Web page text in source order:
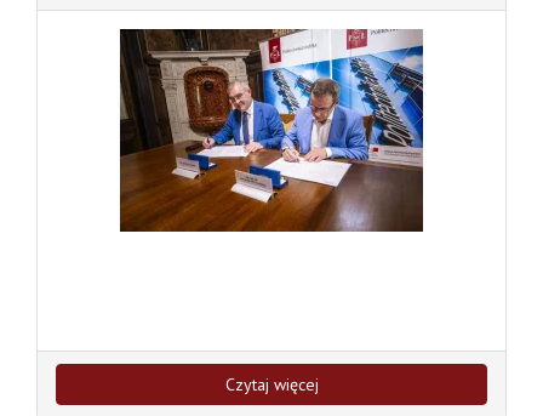
Czytaj więcej